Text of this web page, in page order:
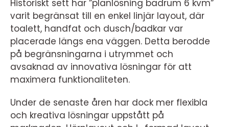
Historiskt sett har ”planlösning badrum 6 kvm”
varit begränsat till en enkel linjär layout, där
toalett, handfat och dusch/badkar var
placerade längs ena väggen. Detta berodde
på begränsningarna i utrymmet och
avsaknad av innovativa lösningar för att
maximera funktionaliteten.
Under de senaste åren har dock mer flexibla
och kreativa lösningar uppstått på